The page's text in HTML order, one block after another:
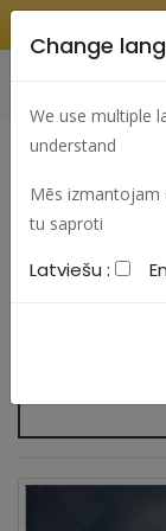
Change
We use multiple
understand
Mēs izmantojam
tu saproti
Latviešu :